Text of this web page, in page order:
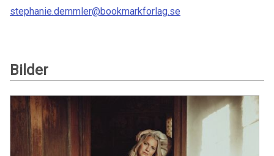
stephanie.demmler@bookmarkforlag.se
Bilder